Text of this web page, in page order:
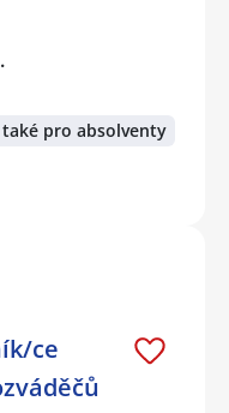
pro absolventy
ce